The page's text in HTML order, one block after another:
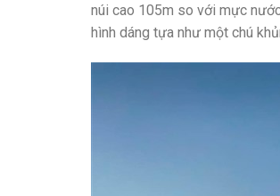
núi cao 105m so với mực
hình dáng tựa như một chú